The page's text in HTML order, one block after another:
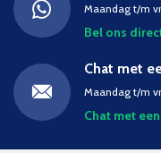
Maandag t/m
Bel ons
Chat met
Maandag t/m
Chat met